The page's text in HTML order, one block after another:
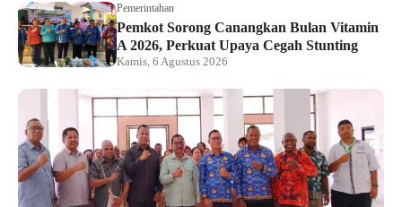
Pemerintahan
Pemkot Sorong Canangkan Bulan Vitamin
A 2026, Perkuat Upaya Cegah Stunting
Kamis, 6 Agustus 2026